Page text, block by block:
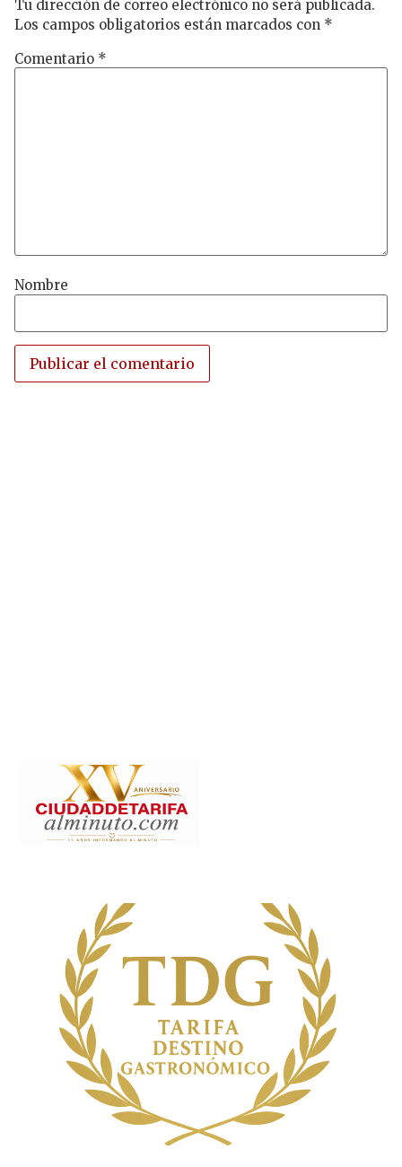
Tu dirección de correo electrónico no será publicada.
Los campos obligatorios están marcados con *
Comentario *
Nombre